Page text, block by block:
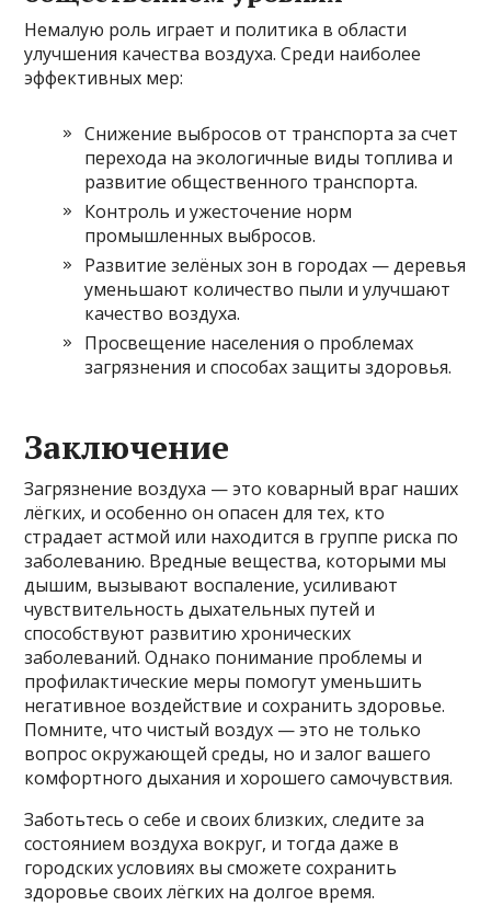
Немалую роль играет и политика в области
улучшения качества воздуха. Среди наиболее
эффективных мер:
Снижение выбросов от транспорта за счет
перехода на экологичные виды топлива и
развитие общественного транспорта.
Контроль и ужесточение норм
промышленных выбросов.
Развитие зелёных зон в городах — деревья
уменьшают количество пыли и улучшают
качество воздуха.
Просвещение населения о проблемах
загрязнения и способах защиты здоровья.
Заключение
Загрязнение воздуха — это коварный враг наших
лёгких, и особенно он опасен для тех, кто
страдает астмой или находится в группе риска по
заболеванию. Вредные вещества, которыми мы
дышим, вызывают воспаление, усиливают
чувствительность дыхательных путей и
способствуют развитию хронических
заболеваний. Однако понимание проблемы и
профилактические меры помогут уменьшить
негативное воздействие и сохранить здоровье.
Помните, что чистый воздух — это не только
вопрос окружающей среды, но и залог вашего
комфортного дыхания и хорошего самочувствия.
Заботьтесь о себе и своих близких, следите за
состоянием воздуха вокруг, и тогда даже в
городских условиях вы сможете сохранить
здоровье своих лёгких на долгое время.